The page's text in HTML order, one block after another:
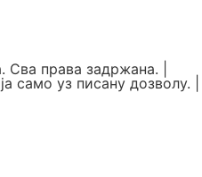
права задржана. |
само уз писану дозволу. |